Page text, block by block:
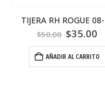
TIJERA RH ROGUE
$50.00 $35.00
AÑADIR AL CARRITO